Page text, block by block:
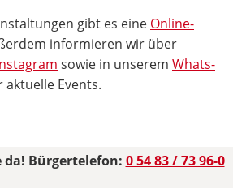
gibt es eine Online-
informieren wir über
sowie in unserem Whats-
aktuelle Events.
da! Bürgertelefon: 0 54 83 / 73 96-0